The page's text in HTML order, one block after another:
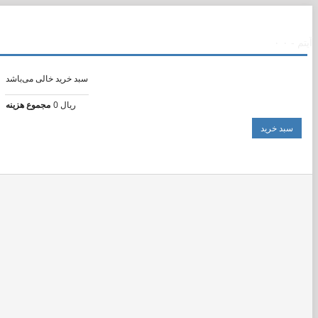
سبد خرید خالی می‌باشد
مجموع هزینه
0 ریال
سبد خرید